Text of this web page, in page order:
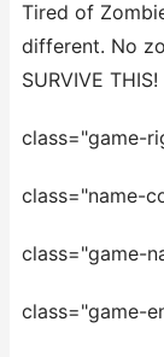
Tired of
different. No
SURVIVE THIS!
class="game-
class="name-
class="game-
class="game-